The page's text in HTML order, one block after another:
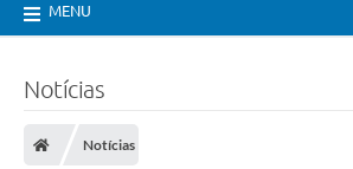
MENU
Notícias
Notícias